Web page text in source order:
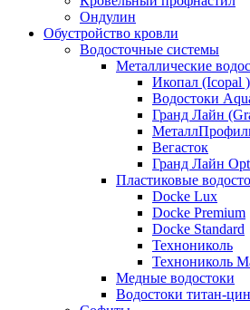
Ондулин
Обустройство кровли
Водосточные системы
Металлические
Икопал (Icopal )
Водостоки
Гранд Лайн
Вегасток
Гранд Лайн
Пластиковые
Docke Lux
Docke Premium
Docke Standard
Технониколь
Технониколь
Медные водостоки
Водостоки титан-